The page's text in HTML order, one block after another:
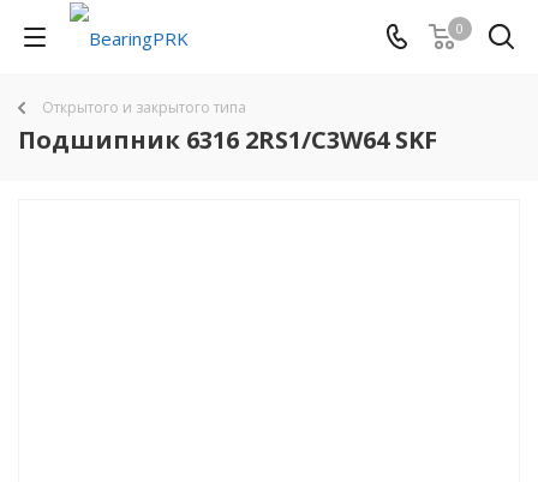
0
Открытого и закрытого типа
Подшипник 6316 2RS1/C3W64 SKF